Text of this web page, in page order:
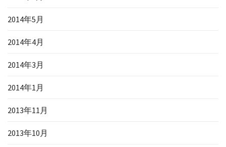
2014年5月
2014年4月
2014年3月
2014年1月
2013年11月
2013年10月